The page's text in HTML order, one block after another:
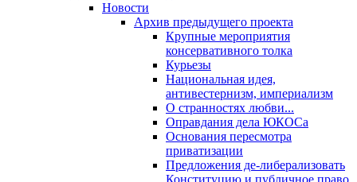
Новости
Архив предыдущего проекта
Крупные мероприятия
консервативного толка
Курьезы
Национальная идея,
антивестернизм, империализм
О странностях любви...
Оправдания дела ЮКОСа
Основания пересмотра
приватизации
Предложения де-либерализовать